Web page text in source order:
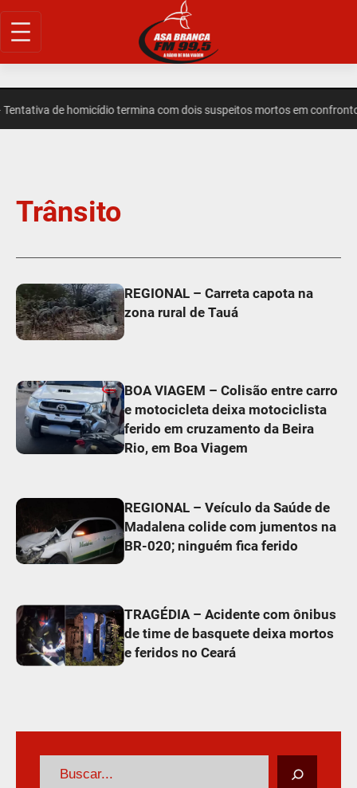
de homicídio termina com dois suspeitos mortos em confronto
Trânsito
REGIONAL – Carreta capota na
zona rural de Tauá
BOA VIAGEM – Colisão entre carro
e motocicleta deixa motociclista
ferido em cruzamento da Beira
Rio, em Boa Viagem
REGIONAL – Veículo da Saúde de
Madalena colide com jumentos na
BR-020; ninguém fica ferido
TRAGÉDIA – Acidente com ônibus
de time de basquete deixa mortos
e feridos no Ceará